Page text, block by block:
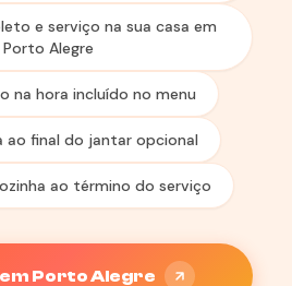
e serviço na sua casa em
Porto Alegre
na hora incluído no menu
ao final do jantar opcional
ao término do serviço
Porto Alegre